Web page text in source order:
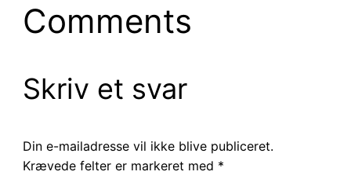
Comments
Skriv et svar
Din e-mailadresse vil ikke blive publiceret.
Krævede felter er markeret med *